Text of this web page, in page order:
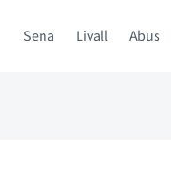
Sena Livall Abus